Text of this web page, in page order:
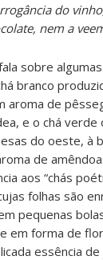
do
nem a
sobre
branco
aroma de
e o chá verde
do oeste, à
de
aos “chás
folhas são
pequenas
em forma de
essência